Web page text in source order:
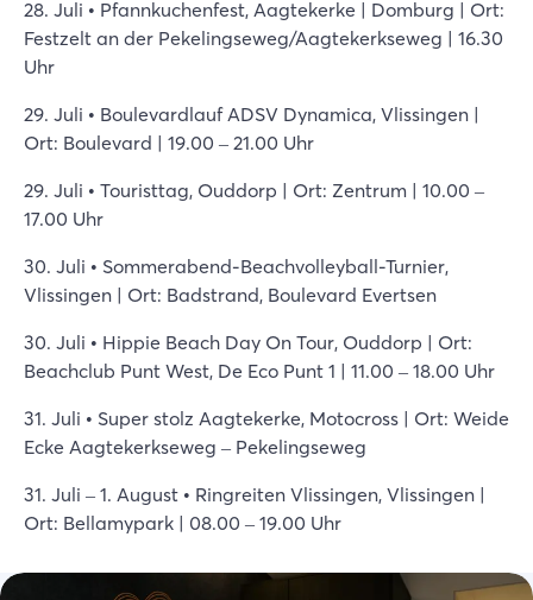
28. Juli • Pfannkuchenfest, Aagtekerke | Domburg | Ort:
Festzelt an der Pekelingseweg/Aagtekerkseweg | 16.30
Uhr
29. Juli • Boulevardlauf ADSV Dynamica, Vlissingen |
Ort: Boulevard | 19.00 – 21.00 Uhr
29. Juli • Touristtag, Ouddorp | Ort: Zentrum | 10.00 –
17.00 Uhr
30. Juli • Sommerabend-Beachvolleyball-Turnier,
Vlissingen | Ort: Badstrand, Boulevard Evertsen
30. Juli • Hippie Beach Day On Tour, Ouddorp | Ort:
Beachclub Punt West, De Eco Punt 1 | 11.00 – 18.00 Uhr
31. Juli • Super stolz Aagtekerke, Motocross | Ort: Weide
Ecke Aagtekerkseweg – Pekelingseweg
31. Juli – 1. August • Ringreiten Vlissingen, Vlissingen |
Ort: Bellamypark | 08.00 – 19.00 Uhr